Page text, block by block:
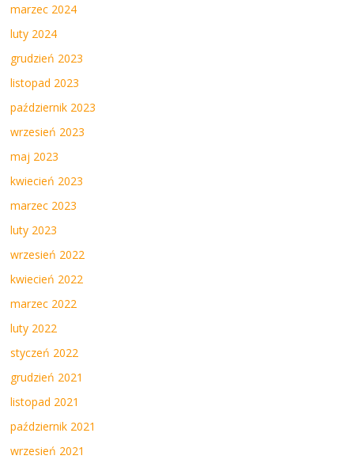
marzec 2024
luty 2024
grudzień 2023
listopad 2023
październik 2023
wrzesień 2023
maj 2023
kwiecień 2023
marzec 2023
luty 2023
wrzesień 2022
kwiecień 2022
marzec 2022
luty 2022
styczeń 2022
grudzień 2021
listopad 2021
październik 2021
wrzesień 2021